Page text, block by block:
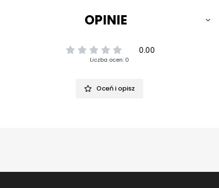
OPINIE
0.00
Liczba ocen: 0
Oceń i opisz